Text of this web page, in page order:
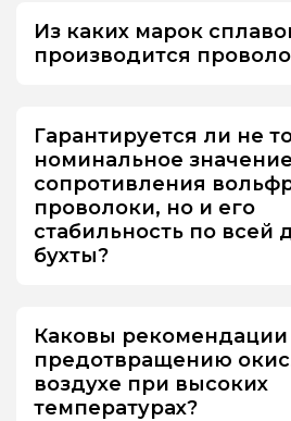
Из каких марок
производится
Гарантируется ли не
номинальное значение
сопротивления
проволоки, но и его
стабильность по всей
бухты?
Каковы рекомендации
предотвращению
воздухе при высоких
температурах?